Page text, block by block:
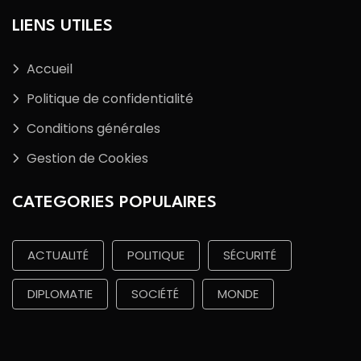
LIENS UTILES
Accueil
Politique de confidentialité
Conditions générales
Gestion de Cookies
CATEGORIES POPULAIRES
ACTUALITÉ POLITIQUE SÉCURITÉ
DIPLOMATIE SOCIÉTÉ MONDE